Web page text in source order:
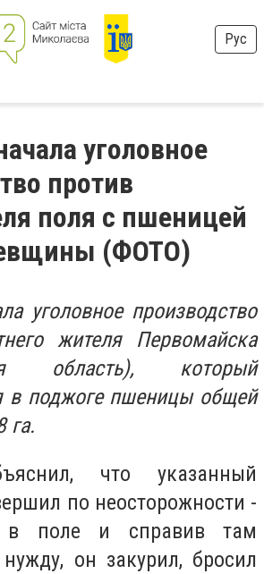
Рус
уголовное
против
поля с пшеницей
(ФОТО)
уголовное производство
жителя Первомайска
область), который
в поджоге пшеницы общей
га.
что указанный
по неосторожности -
в поле и справив там
нужду, он закурил, бросил